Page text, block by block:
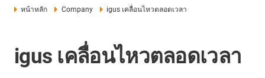
หน้าหลัก Company igus เคลื่อนไหวตลอดเวลา
igus เคลื่อนไหวตลอดเวลา